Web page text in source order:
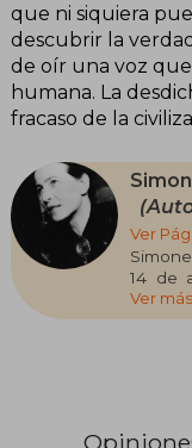
que ni siquiera
descubrir la
de oír una voz
humana. La
fracaso de la
Ver
14 de
XX,
Ver más